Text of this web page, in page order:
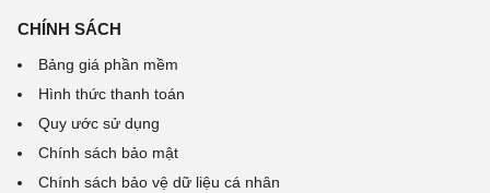
CHÍNH SÁCH
Bảng giá phần mềm
Hình thức thanh toán
Quy ước sử dụng
Chính sách bảo mật
Chính sách bảo vệ dữ liệu cá nhân